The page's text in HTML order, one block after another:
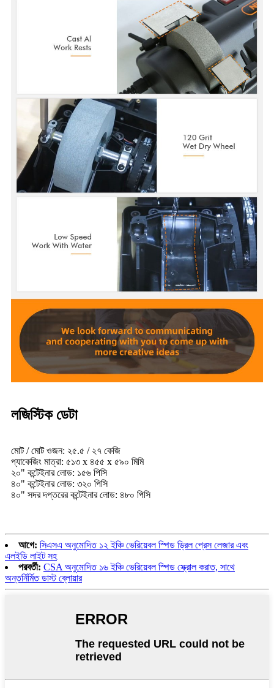
লজিস্টিক ডেটা
মোট / মোট ওজন: ২৫.৫ / ২৭ কেজি
প্যাকেজিং মাত্রা: ৫১৩ x ৪৫৫ x ৫৯০ মিমি
২০" কন্টেইনার লোড: ১৫৬ পিসি
৪০" কন্টেইনার লোড: ৩২০ পিসি
৪০" সদর দপ্তরের কন্টেইনার লোড: ৪৮০ পিসি
আগে: সিএসএ অনুমোদিত ১২ ইঞ্চি ভেরিয়েবল স্পিড ড্রিল প্রেস লেজার এবং
এলইডি লাইট সহ
পরবর্তী: CSA অনুমোদিত ১৬ ইঞ্চি ভেরিয়েবল স্পিড স্ক্রোল করাত, সাথে
অন্তর্নির্মিত ডাস্ট ব্লোয়ার